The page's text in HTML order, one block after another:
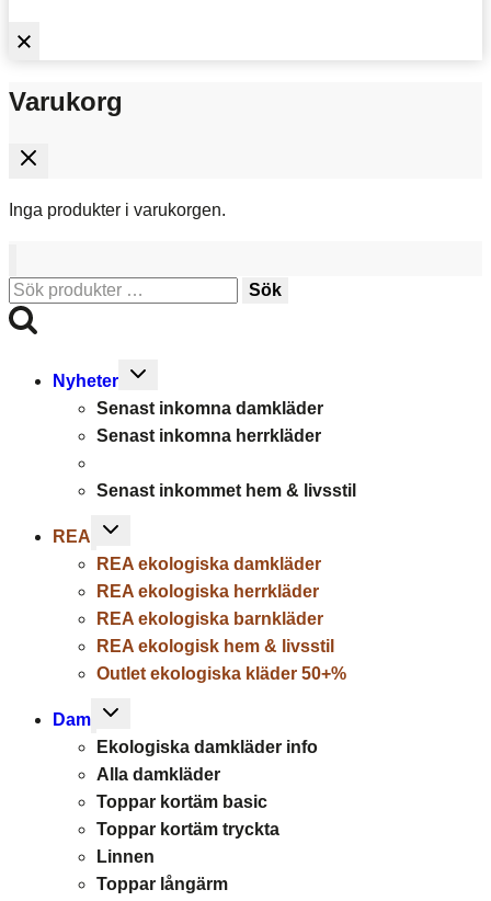
Varukorg
Inga produkter i varukorgen.
Sök
efter:
Sök
Nyheter
Toggle
menu
Senast inkomna damkläder
Senast inkomna herrkläder
Senast inkommet hem & livsstil
REA
Toggle
menu
REA ekologiska damkläder
REA ekologiska herrkläder
REA ekologiska barnkläder
REA ekologisk hem & livsstil
Outlet ekologiska kläder 50+%
Dam
Toggle
menu
Ekologiska damkläder info
Alla damkläder
Toppar kortäm basic
Toppar kortäm tryckta
Linnen
Toppar långärm